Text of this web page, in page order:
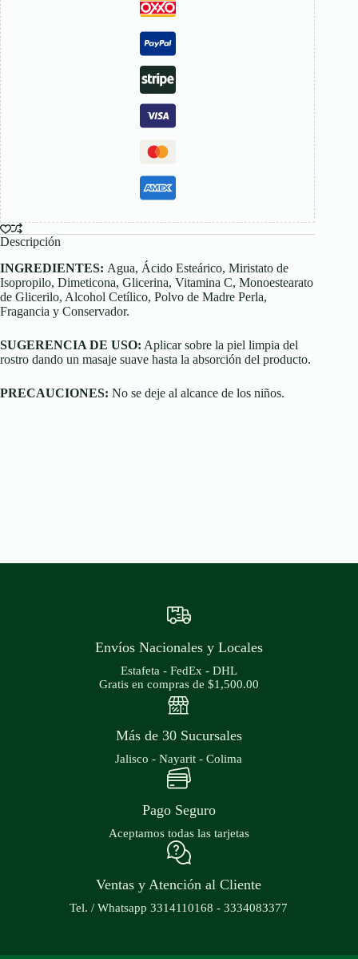
Descripción
INGREDIENTES: Agua, Ácido Esteárico, Miristato de
Isopropilo, Dimeticona, Glicerina, Vitamina C, Monoestearato
de Glicerilo, Alcohol Cetílico, Polvo de Madre Perla,
Fragancia y Conservador.
SUGERENCIA DE USO: Aplicar sobre la piel limpia del
rostro dando un masaje suave hasta la absorción del producto.
PRECAUCIONES: No se deje al alcance de los niños.
Envíos Nacionales y Locales
Estafeta - FedEx - DHL
Gratis en compras de $1,500.00
Más de 30 Sucursales
Jalisco - Nayarit - Colima
Pago Seguro
Aceptamos todas las tarjetas
Ventas y Atención al Cliente
Tel. / Whatsapp 3314110168 - 3334083377